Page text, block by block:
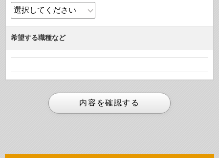
希望する職種など